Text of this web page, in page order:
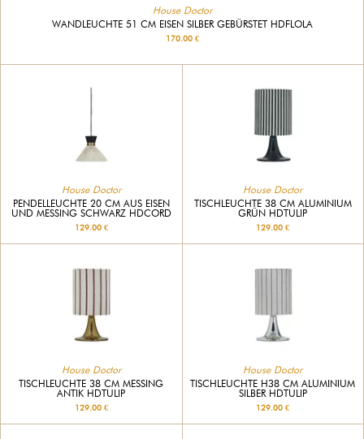
House Doctor
WANDLEUCHTE 51 CM EISEN SILBER GEBÜRSTET HDFLOLA
170.00 €
House Doctor
PENDELLEUCHTE 20 CM AUS EISEN
UND MESSING SCHWARZ HDCORD
129.00 €
House Doctor
TISCHLEUCHTE 38 CM ALUMINIUM
GRÜN HDTULIP
129.00 €
House Doctor
TISCHLEUCHTE 38 CM MESSING
ANTIK HDTULIP
129.00 €
House Doctor
TISCHLEUCHTE H38 CM ALUMINIUM
SILBER HDTULIP
129.00 €